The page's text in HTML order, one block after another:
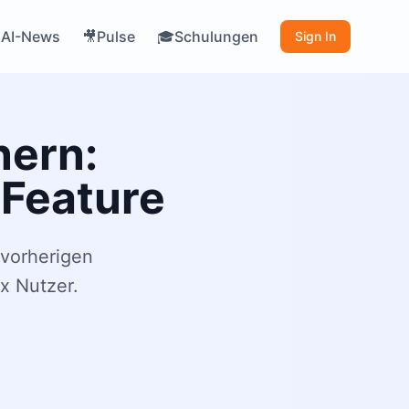
AI-News 🎥Pulse 🎓Schulungen Sign In
Nutzer.